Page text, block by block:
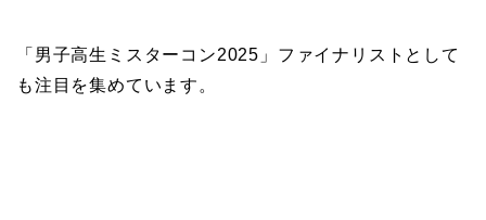
「男子高生ミスターコン2025」ファイナリストとして
も注目を集めています。